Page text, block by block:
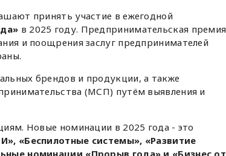
принять участие в ежегодной
в 2025 году. Предпринимательская премия
и поощрения заслуг предпринимателей
брендов и продукции, а также
(МСП) путём выявления и
Новые номинации в 2025 года - это
«Беспилотные системы», «Развитие